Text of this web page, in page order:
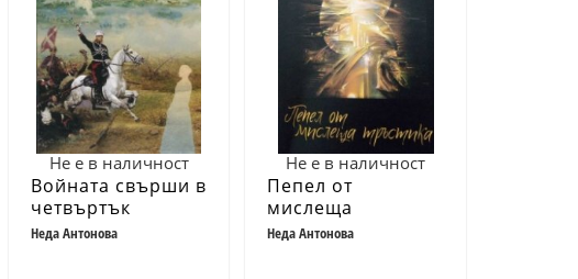
Не е в наличност
Войната свърши в
четвъртък
Неда Антонова
Не е в наличност
Пепел от
мислеща
тръстика
Неда Антонова